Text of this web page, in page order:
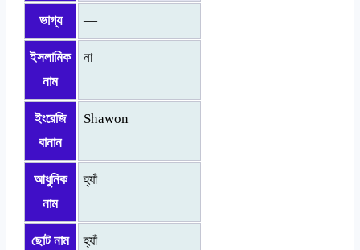
ভাগ্য —
ইসলামিক
নাম
না
ইংরেজি
বানান
Shawon
আধুনিক
নাম
হ্যাঁ
ছোট নাম হ্যাঁ